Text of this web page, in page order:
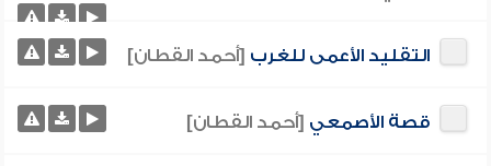
التقليد الأعمى للغرب [أحمد القطان]
قصة الأصمعي [أحمد القطان]